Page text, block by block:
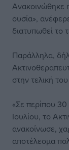
Ανακοινώθηκε
ουσία»,
διατυπωθεί το
Παράλληλα,
στην τελική
«Σε περίπου
Ιουλίου, το
ανακοίνωσε,
αποτέλεσμα